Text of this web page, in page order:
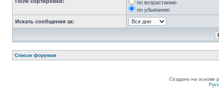
по возрастанию
по убыванию
Искать сообщения за:
Список форумов
Создано на основе